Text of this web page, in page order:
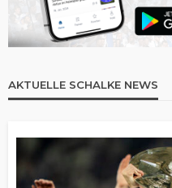
AKTUELLE SCHALKE NEWS